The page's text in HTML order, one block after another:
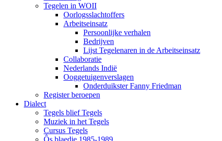
Tegelen in WOII
Oorlogsslachtoffers
Arbeitseinsatz
Persoonlijke verhalen
Bedrijven
Lijst Tegelenaren in de Arbeitseinsatz
Collaboratie
Nederlands Indië
Ooggetuigenverslagen
Onderduikster Fanny Friedman
Register beroepen
Dialect
Tegels blief Tegels
Muziek in het Tegels
Cursus Tegels
Ôs blaedje 1985-1989